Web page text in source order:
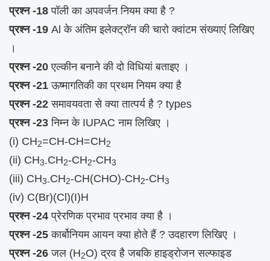
प्रश्न -18 पॉली का अपवर्जन नियम क्या है ?
प्रश्न -19 Al के अंतिम इलेक्ट्रॉन की चारो क्वांटम संख्याएं लिखिए
।
प्रश्न -20 एल्कीन बनाने की दो विधियां बताइए ।
प्रश्न -21 ऊष्मागतिकी का प्रथम नियम क्या है
प्रश्न -22समावयवता से क्या तात्पर्य है ? types
प्रश्न -23 निम्न के IUPAC नाम लिखिए ।
(i) CH2=CH-CH=CH2
(ii) CH3-CH2-CH2-CH3
(iii) CH3-CH2-CH(CHO)-CH2-CH3
(iv) C(Br)(Cl)(I)H
प्रश्न -24प्रेरणिक प्रभाव प्रभाव क्या है ।
प्रश्न -25 कार्बोनियम आयन क्या होते हैं ? उदहारण लिखिए ।
प्रश्न -26 जल (H2O) द्रव है जबकि हाइड्रोजन सल्फाइड